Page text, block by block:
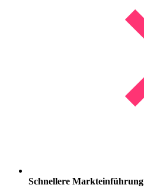
Schnellere Markteinführung